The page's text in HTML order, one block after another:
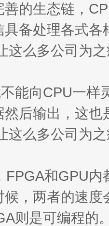
善的生态链，
备处理各式
能向CPU一样
后输出，这
FPGA和GPU
，两者的速
则是可编程的